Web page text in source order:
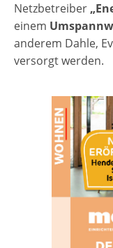
Netzbetreiber
einem
anderem Dahle,
versorgt werden.